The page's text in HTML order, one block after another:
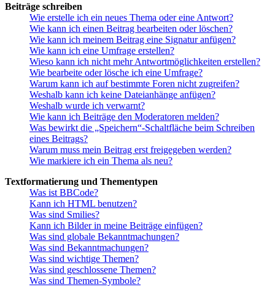
Beiträge schreiben
Wie erstelle ich ein neues Thema oder eine Antwort?
Wie kann ich einen Beitrag bearbeiten oder löschen?
Wie kann ich meinem Beitrag eine Signatur anfügen?
Wie kann ich eine Umfrage erstellen?
Wieso kann ich nicht mehr Antwortmöglichkeiten erstellen?
Wie bearbeite oder lösche ich eine Umfrage?
Warum kann ich auf bestimmte Foren nicht zugreifen?
Weshalb kann ich keine Dateianhänge anfügen?
Weshalb wurde ich verwarnt?
Wie kann ich Beiträge den Moderatoren melden?
Was bewirkt die „Speichern“-Schaltfläche beim Schreiben
eines Beitrags?
Warum muss mein Beitrag erst freigegeben werden?
Wie markiere ich ein Thema als neu?
Textformatierung und Thementypen
Was ist BBCode?
Kann ich HTML benutzen?
Was sind Smilies?
Kann ich Bilder in meine Beiträge einfügen?
Was sind globale Bekanntmachungen?
Was sind Bekanntmachungen?
Was sind wichtige Themen?
Was sind geschlossene Themen?
Was sind Themen-Symbole?